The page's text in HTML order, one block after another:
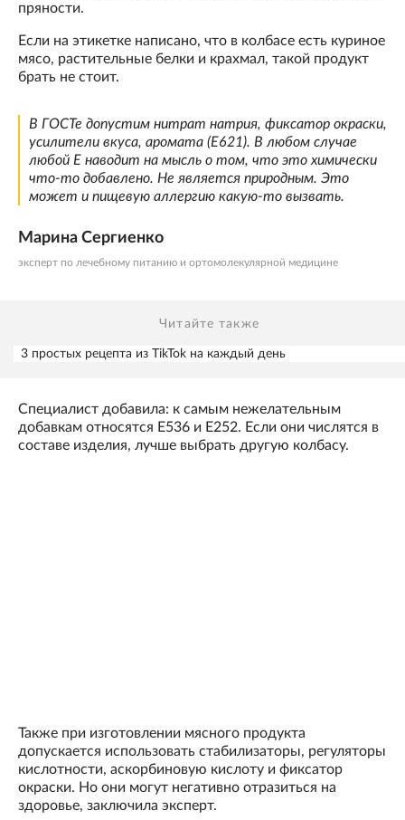
пряности.
Если на этикетке написано, что в колбасе есть куриное
мясо, растительные белки и крахмал, такой продукт
брать не стоит.
В ГОСТе допустим нитрат натрия, фиксатор окраски,
усилители вкуса, аромата (Е621). В любом случае
любой Е наводит на мысль о том, что это химически
что-то добавлено. Не является природным. Это
может и пищевую аллергию какую-то вызвать.
Марина Сергиенко
эксперт по лечебному питанию и ортомолекулярной медицине
Читайте также
3 простых рецепта из TikTok на каждый день
Специалист добавила: к самым нежелательным
добавкам относятся Е536 и Е252. Если они числятся в
составе изделия, лучше выбрать другую колбасу.
Также при изготовлении мясного продукта
допускается использовать стабилизаторы, регуляторы
кислотности, аскорбиновую кислоту и фиксатор
окраски. Но они могут негативно отразиться на
здоровье, заключила эксперт.